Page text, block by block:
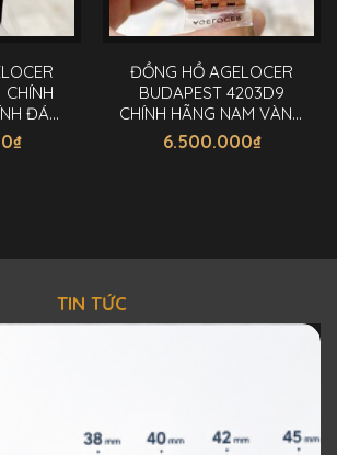
CHÍNH
ĐÁ
₫
ĐỒNG HỒ AGELOCER
BUDAPEST 4203D9
CHÍNH HÃNG NAM VÀNG
GOLD 40MM
6.500.000₫
TIN TỨC